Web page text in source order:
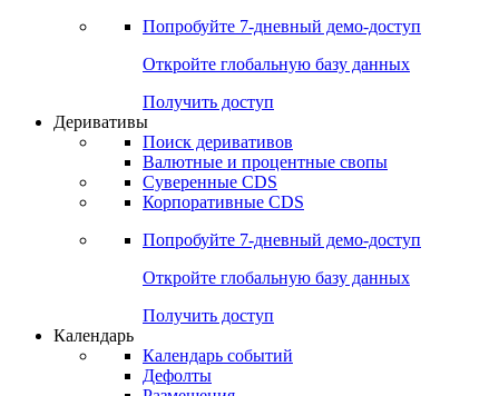
Попробуйте 7-дневный демо-доступ
Откройте глобальную базу данных
Получить доступ
Деривативы
Поиск деривативов
Валютные и процентные свопы
Суверенные CDS
Корпоративные CDS
Попробуйте 7-дневный демо-доступ
Откройте глобальную базу данных
Получить доступ
Календарь
Календарь событий
Дефолты